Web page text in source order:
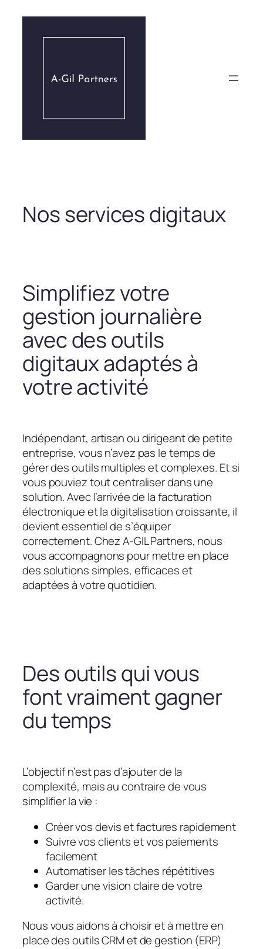
contenu
Nos services digitaux
Simplifiez votre
gestion journalière
avec des outils
digitaux adaptés à
votre activité
Indépendant, artisan ou dirigeant de petite
entreprise, vous n’avez pas le temps de
gérer des outils multiples et complexes. Et si
vous pouviez tout centraliser dans une
solution. Avec l’arrivée de la facturation
électronique et la digitalisation croissante, il
devient essentiel de s’équiper
correctement. Chez A-GIL Partners, nous
vous accompagnons pour mettre en place
des solutions simples, efficaces et
adaptées à votre quotidien.
Des outils qui vous
font vraiment gagner
du temps
L’objectif n’est pas d’ajouter de la
complexité, mais au contraire de vous
simplifier la vie :
Créer vos devis et factures rapidement
Suivre vos clients et vos paiements
facilement
Automatiser les tâches répétitives
Garder une vision claire de votre
activité.
Nous vous aidons à choisir et à mettre en
place des outils CRM et de gestion (ERP)